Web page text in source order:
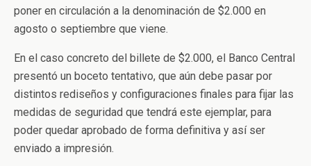
poner en circulación a la denominación de $2.000 en
agosto o septiembre que viene.
En el caso concreto del billete de $2.000, el Banco Central
presentó un boceto tentativo, que aún debe pasar por
distintos rediseños y configuraciones finales para fijar las
medidas de seguridad que tendrá este ejemplar, para
poder quedar aprobado de forma definitiva y así ser
enviado a impresión.